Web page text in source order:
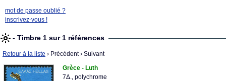
mot de passe oublié ?
inscrivez-vous !
- Timbre 1 sur 1 références
Retour à la liste › Précédent› Suivant
Grèce - Luth
7Δ., polychrome